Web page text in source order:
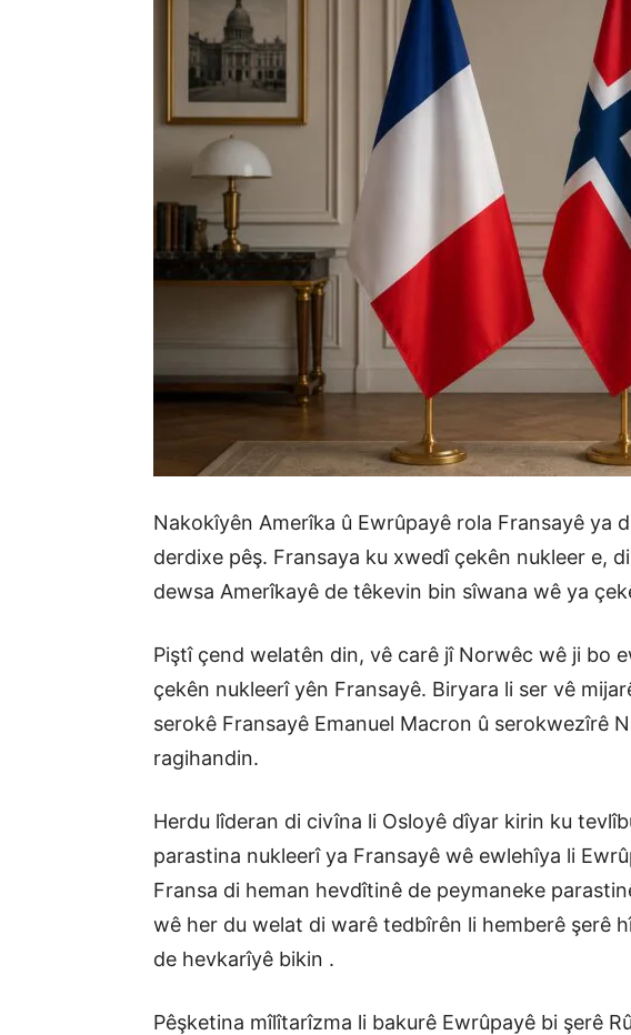
Nakokîyên Amerîka û Ewrûpayê rola Fransayê ya
derdixe pêş. Fransaya ku xwedî çekên nukleer e,
dewsa Amerîkayê de têkevin bin sîwana wê ya
Piştî çend welatên din, vê carê jî Norwêc wê ji bo
çekên nukleerî yên Fransayê. Biryara li ser vê
serokê Fransayê Emanuel Macron û serokwezîrê
ragihandin.
Herdu lîderan di civîna li Osloyê dîyar kirin ku
parastina nukleerî ya Fransayê wê ewlehîya li
Fransa di heman hevdîtinê de peymaneke
wê her du welat di warê tedbîrên li hemberê şerê
de hevkarîyê bikin .
Pêşketina mîlîtarîzma li bakurê Ewrûpayê bi şerê